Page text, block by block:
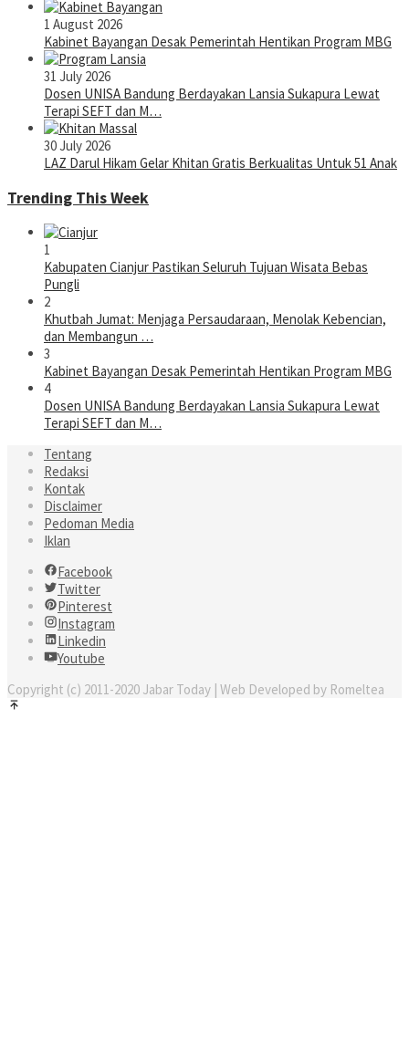
1 August 2026
Kabinet Bayangan Desak Pemerintah Hentikan Program MBG
31 July 2026
Dosen UNISA Bandung Berdayakan Lansia Sukapura Lewat
Terapi SEFT dan M…
30 July 2026
LAZ Darul Hikam Gelar Khitan Gratis Berkualitas Untuk 51 Anak
Trending This Week
1
Kabupaten Cianjur Pastikan Seluruh Tujuan Wisata Bebas
Pungli
2
Khutbah Jumat: Menjaga Persaudaraan, Menolak Kebencian,
dan Membangun …
3
Kabinet Bayangan Desak Pemerintah Hentikan Program MBG
4
Dosen UNISA Bandung Berdayakan Lansia Sukapura Lewat
Terapi SEFT dan M…
Tentang
Redaksi
Kontak
Disclaimer
Pedoman Media
Iklan
Facebook
Twitter
Pinterest
Instagram
Linkedin
Youtube
Copyright (c) 2011-2020 Jabar Today | Web Developed by Romeltea